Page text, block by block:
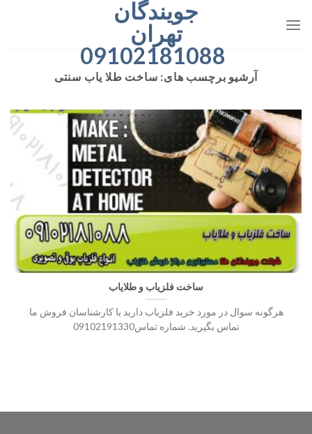
جویندگان
تهران
09102181088
آرشیو برچسب های: ساخت طلا یاب سنتی
ساخت فلزیاب و طلایاب
هرگونه سوال در مورد خرید فلزیاب دارید با کارشناسان فروش ما
تماس بگیرید. شماره تماس09102191330